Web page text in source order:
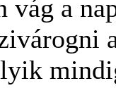
vág a